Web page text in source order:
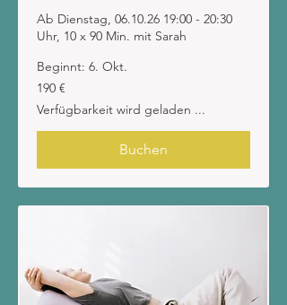
Ab Dienstag, 06.10.26 19:00 - 20:30
Uhr, 10 x 90 Min. mit Sarah
Beginnt: 6. Okt.
190
Euro
190 €
Verfügbarkeit wird geladen ...
Buchen